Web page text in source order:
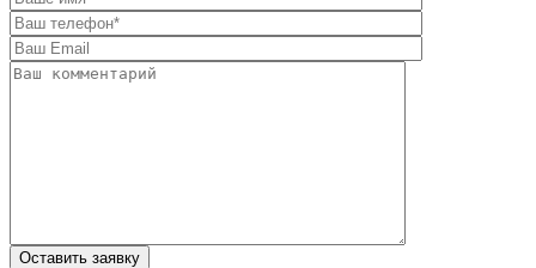
Оставить заявку